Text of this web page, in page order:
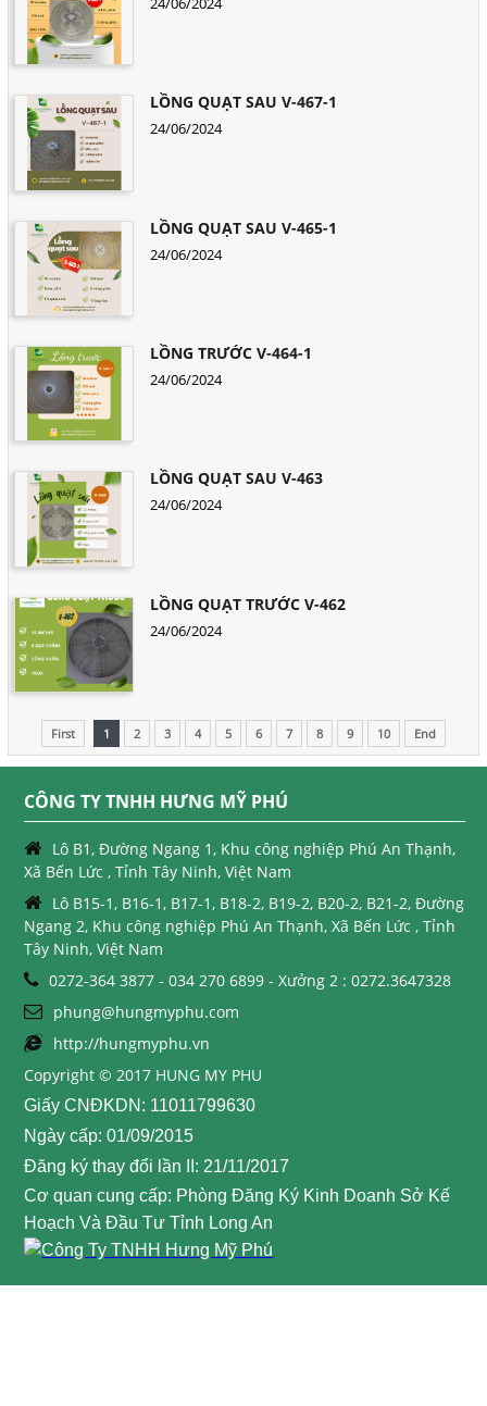
LỒNG QUẠT SAU V-467-1
24/06/2024
LỒNG QUẠT SAU V-465-1
24/06/2024
LỒNG TRƯỚC V-464-1
24/06/2024
LỒNG QUẠT SAU V-463
24/06/2024
LỒNG QUẠT TRƯỚC V-462
24/06/2024
First 1 2 3 4 5 6 7 8 9 10 End
CÔNG TY TNHH HƯNG MỸ PHÚ
Lô B1, Đường Ngang 1, Khu công nghiệp Phú An Thạnh,
Xã Bến Lức , Tỉnh Tây Ninh, Việt Nam
Lô B15-1, B16-1, B17-1, B18-2, B19-2, B20-2, B21-2, Đường
Ngang 2, Khu công nghiệp Phú An Thạnh, Xã Bến Lức , Tỉnh
Tây Ninh, Việt Nam
0272-364 3877 - 034 270 6899 - Xưởng 2 : 0272.3647328
phung@hungmyphu.com
http://hungmyphu.vn
Copyright © 2017 HUNG MY PHU
Giấy CNĐKDN: 11011799630
Ngày cấp: 01/09/2015
Đăng ký thay đổi lần II: 21/11/2017
Cơ quan cung cấp: Phòng Đăng Ký Kinh Doanh Sở Kế
Hoạch Và Đầu Tư Tỉnh Long An